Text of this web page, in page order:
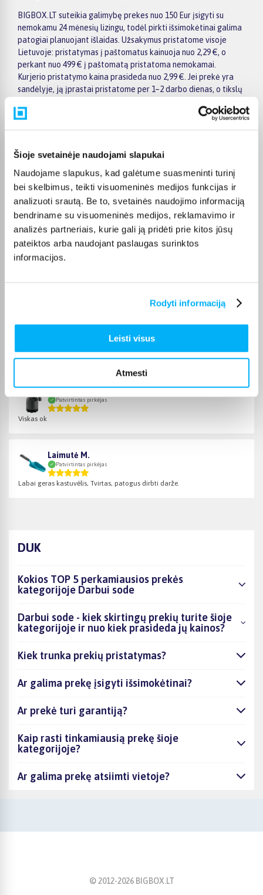
Šioje svetainėje naudojami slapukai
Naudojame slapukus, kad galėtume suasmeninti turinį
bei skelbimus, teikti visuomeninės medijos funkcijas ir
analizuoti srautą. Be to, svetainės naudojimo informaciją
bendriname su visuomeninės medijos, reklamavimo ir
analizės partneriais, kurie gali ją pridėti prie kitos jūsų
pateiktos arba naudojant paslaugas surinktos
informacijos.
Rodyti informaciją
Leisti visus
Atmesti
BIGBOX.LT suteikia galimybę prekes nuo 150 Eur įsigyti su
nemokamu 24 mėnesių lizingu, todėl pirkti išsimokėtinai galima
patogiai planuojant išlaidas. Užsakymus pristatome visoje
Lietuvoje: pristatymas į paštomatus kainuoja nuo 2,29 €, o
perkant nuo 499 € į paštomatą pristatoma nemokamai.
Kurjerio pristatymo kaina prasideda nuo 2,99 €. Jei prekė yra
sandėlyje, ją įprastai pristatome per 1–2 darbo dienas, o tikslų
Pasirinkę tinkamą prekę iš Darbui sode kategorijos, galite
Pirkėjų atsiliepimai apie prekes
Patvirtintas pirkėjas
Remigijus M.
Gera prekė
Žydrūnas G.
Patvirtintas pirkėjas
Viskas ok
Laimutė M.
Patvirtintas pirkėjas
Labai geras kastuvėlis, Tvirtas, patogus dirbti darže.
DUK
Kokios TOP 5 perkamiausios prekės
kategorijoje Darbui sode
Darbui sode - kiek skirtingų prekių turite šioje
kategorijoje ir nuo kiek prasideda jų kainos?
Kiek trunka prekių pristatymas?
Ar galima prekę įsigyti išsimokėtinai?
Ar prekė turi garantiją?
Kaip rasti tinkamiausią prekę šioje
kategorijoje?
Ar galima prekę atsiimti vietoje?
© 2012-2026BIGBOX.LT